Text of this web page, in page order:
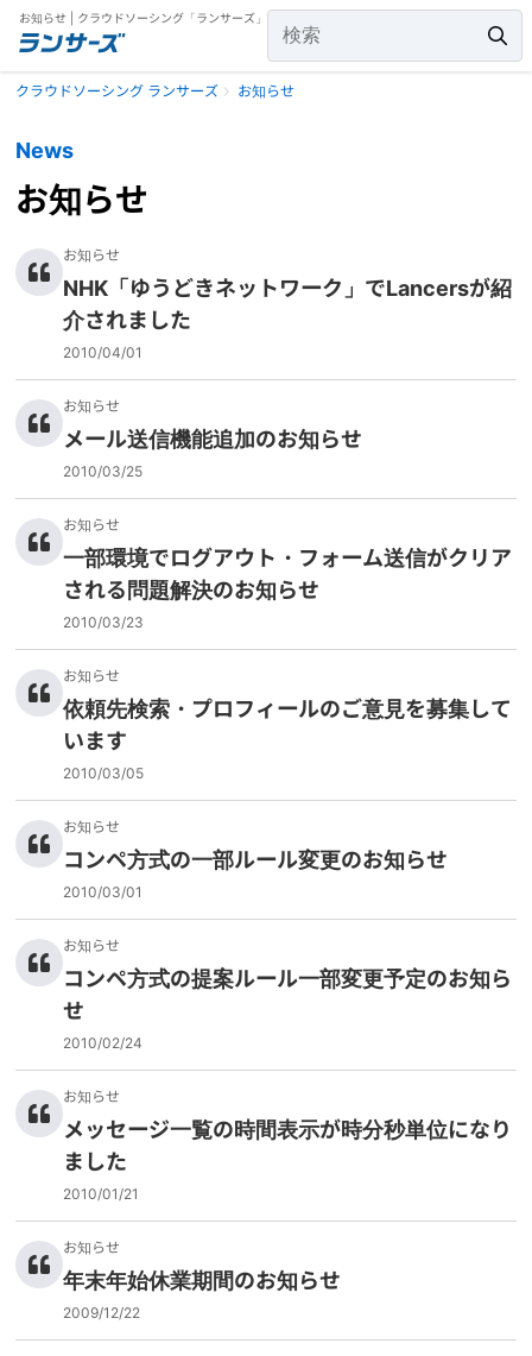
お知らせ | クラウドソーシング「ランサーズ」
クラウドソーシング ランサーズ お知らせ
News
お知らせ
お知らせ
NHK「ゆうどきネットワーク」でLancersが紹
介されました
2010/04/01
お知らせ
メール送信機能追加のお知らせ
2010/03/25
お知らせ
一部環境でログアウト・フォーム送信がクリア
される問題解決のお知らせ
2010/03/23
お知らせ
依頼先検索・プロフィールのご意見を募集して
います
2010/03/05
お知らせ
コンペ方式の一部ルール変更のお知らせ
2010/03/01
お知らせ
コンペ方式の提案ルール一部変更予定のお知ら
せ
2010/02/24
お知らせ
メッセージ一覧の時間表示が時分秒単位になり
ました
2010/01/21
お知らせ
年末年始休業期間のお知らせ
2009/12/22